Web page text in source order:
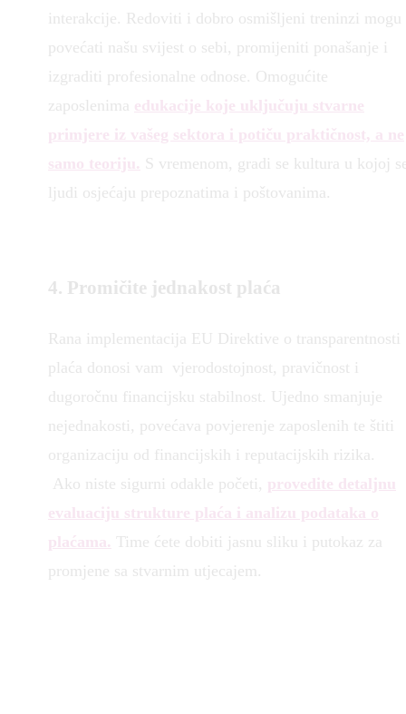
interakcije. Redoviti i dobro osmišljeni treninzi mogu
povećati našu svijest o sebi, promijeniti ponašanje i
izgraditi profesionalne odnose. Omogućite
zaposlenima edukacije koje uključuju stvarne
primjere iz vašeg sektora i potiču praktičnost, a ne
samo teoriju. S vremenom, gradi se kultura u kojoj
ljudi osjećaju prepoznatima i poštovanima.
4. Promičite jednakost plaća
Rana implementacija EU Direktive o transparentnosti
plaća donosi vam vjerodostojnost, pravičnost i
dugoročnu financijsku stabilnost. Ujedno smanjuje
nejednakosti, povećava povjerenje zaposlenih te štiti
organizaciju od financijskih i reputacijskih rizika.
Ako niste sigurni odakle početi, provedite detaljnu
evaluaciju strukture plaća i analizu podataka o
plaćama. Time ćete dobiti jasnu sliku i putokaz za
promjene sa stvarnim utjecajem.